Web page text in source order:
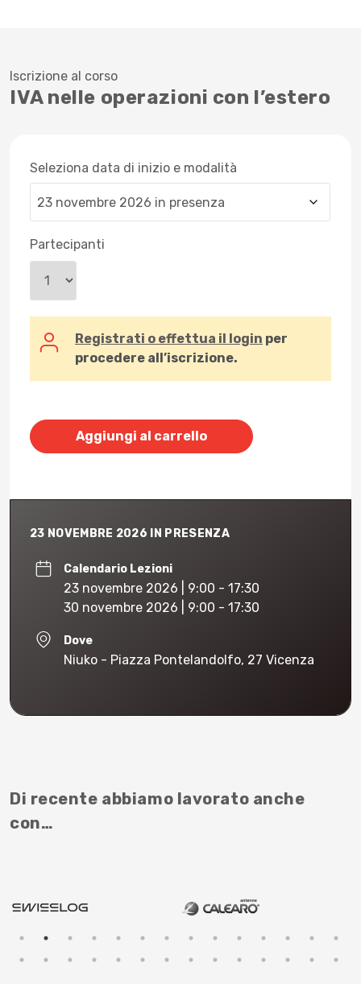
Iscrizione al corso
IVA nelle operazioni con l’estero
Seleziona data di inizio e modalità
Partecipanti
Registrati o effettua il login per
procedere all’iscrizione.
Aggiungi al carrello
23 NOVEMBRE 2026 IN PRESENZA
Calendario Lezioni
23 novembre 2026 | 9:00 - 17:30
30 novembre 2026 | 9:00 - 17:30
Dove
Niuko - Piazza Pontelandolfo, 27 Vicenza
Di recente abbiamo lavorato anche
con…